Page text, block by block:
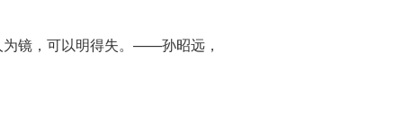
镜，可以明得失。——孙昭远，